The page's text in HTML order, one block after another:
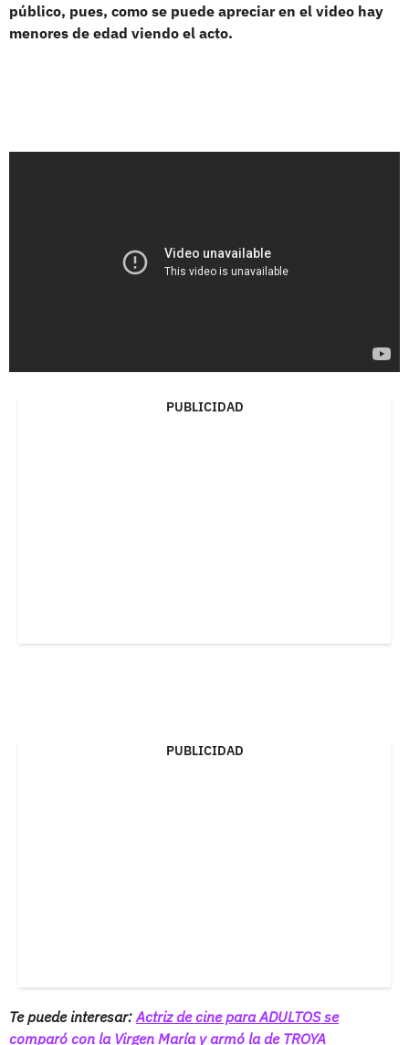
público, pues, como se puede apreciar en el video hay
menores de edad viendo el acto.
PUBLICIDAD
PUBLICIDAD
Te puede interesar:Actriz de cine para ADULTOS se
comparó con la Virgen María y armó la de TROYA